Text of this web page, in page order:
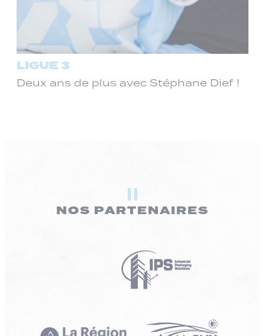
LIGUE 3
Deux ans de plus avec Stéphane Dief !
NOS PARTENAIRES